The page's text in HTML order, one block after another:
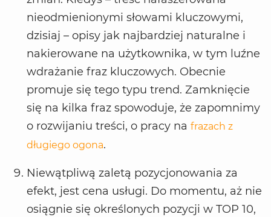
nieodmienionymi słowami kluczowymi,
dzisiaj – opisy jak najbardziej naturalne i
nakierowane na użytkownika, w tym luźne
wdrażanie fraz kluczowych. Obecnie
promuje się tego typu trend. Zamknięcie
się na kilka fraz spowoduje, że zapomnimy
o rozwijaniu treści, o pracy na frazach z
długiego ogona.
Niewątpliwą zaletą pozycjonowania za
efekt, jest cena usługi. Do momentu, aż nie
osiągnie się określonych pozycji w TOP 10,